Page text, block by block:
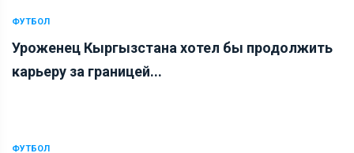
ФУТБОЛ
Уроженец Кыргызстана хотел бы продолжить
карьеру за границей...
ФУТБОЛ